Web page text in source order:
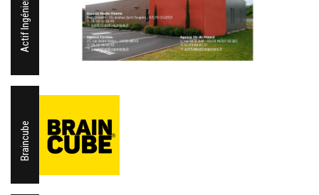
Actif Ingénierie
Braincube